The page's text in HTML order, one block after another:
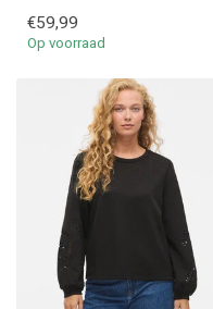
€59,99
Op voorraad
Je korting is geldig bij